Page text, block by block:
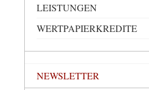
LEISTUNGEN
WERTPAPIERKREDITE
NEWSLETTER